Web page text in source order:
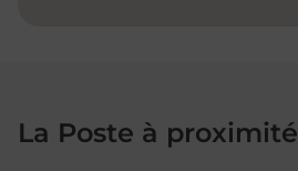
La Poste à proximité